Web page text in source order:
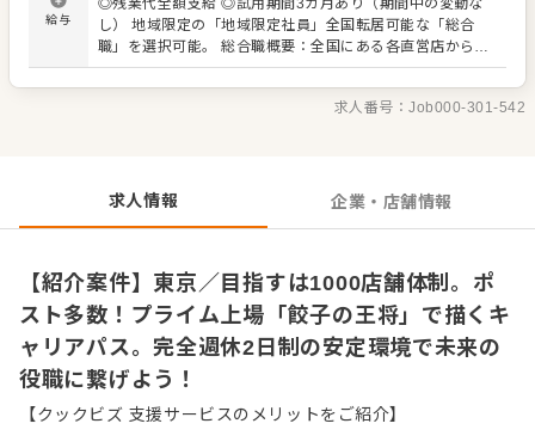
すすめポイント＞ チェーン店の常識を覆す、本格的な調理
技術が習得可能です。賞与は年2回支給され、2023年夏期
かり還元します。全国に直営店が多いため、あなたの希望
勤務地もきっと見つかります。エリアを限定して働きたい
給与
◎残業代全額支給 ◎試用期間3カ月あり（期間中の変動な
し） 地域限定の「地域限定社員」全国転居可能な「総合
職」を選択可能。 総合職概要：全国にある各直営店から、
できる限り希望に沿って配属します。 ※基本的には自宅か
ら1.5時間圏内に配属を行います。 ※地域限定社員の場合、
給与から10％オフ （例）給与：293,000円の場合、
求人番号：Job000-301-542
求人情報 企業・店舗情報
【紹介案件】東京／目指すは1000店舗体制。ポ
スト多数！プライム上場「餃子の王将」で描くキ
ャリアパス。完全週休2日制の安定環境で未来の
役職に繋げよう！
【クックビズ 支援サービスのメリットをご紹介】